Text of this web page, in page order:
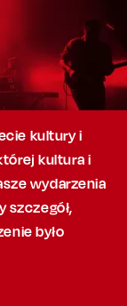
kultury i
kultura i
wydarzenia
szczegół,
było